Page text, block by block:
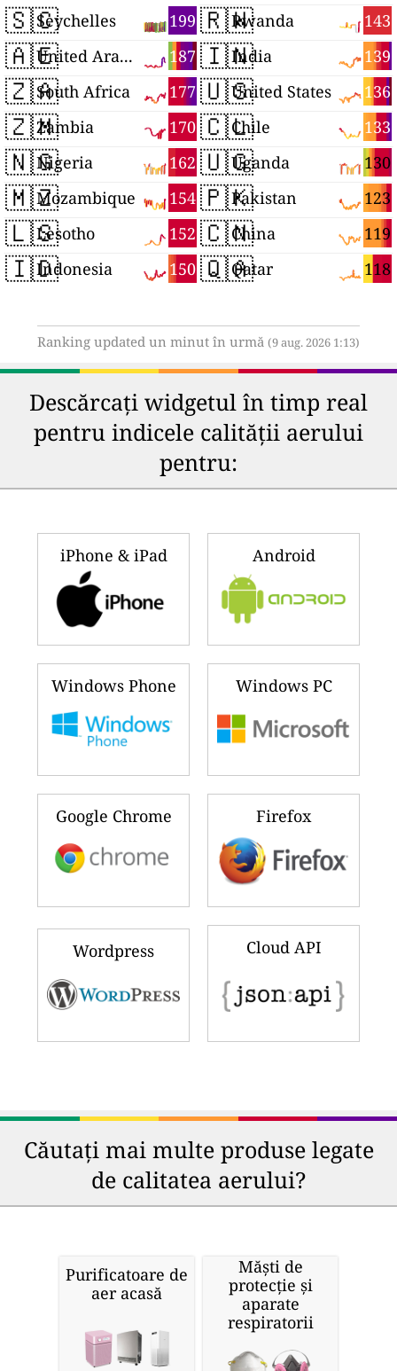
🇸🇨 199
Seychelles
🇦🇪 187
United Arab Emirates
🇿🇦 177
South Africa
🇿🇲 170
Zambia
🇳🇬 162
Nigeria
🇲🇿 154
Mozambique
🇱🇸 152
Lesotho
🇮🇩 150
Indonesia
🇷🇼 143
Rwanda
🇮🇳 139
India
🇺🇸 136
United States
🇨🇱 133
Chile
🇺🇬 130
Uganda
🇵🇰 123
Pakistan
🇨🇳 119
China
🇶🇦 118
Qatar
Ranking updated un minut în urmă (9 aug. 2026 1:13)
Descărcați widgetul în timp real
pentru indicele calității aerului
pentru:
iPhone & iPad Android
Windows Phone Windows PC
Google Chrome Firefox
Wordpress Cloud API
Căutați mai multe produse legate
de calitatea aerului?
Purificatoare de
aer acasă
Măști de
protecție și
aparate
respiratorii